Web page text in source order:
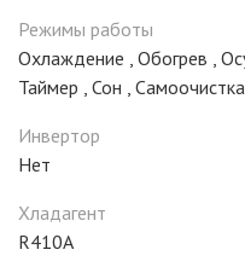
Режимы работы
Охлаждение Обогрев
Таймер Сон Самоочистка
Инвертор
Нет
Хладагент
R410A